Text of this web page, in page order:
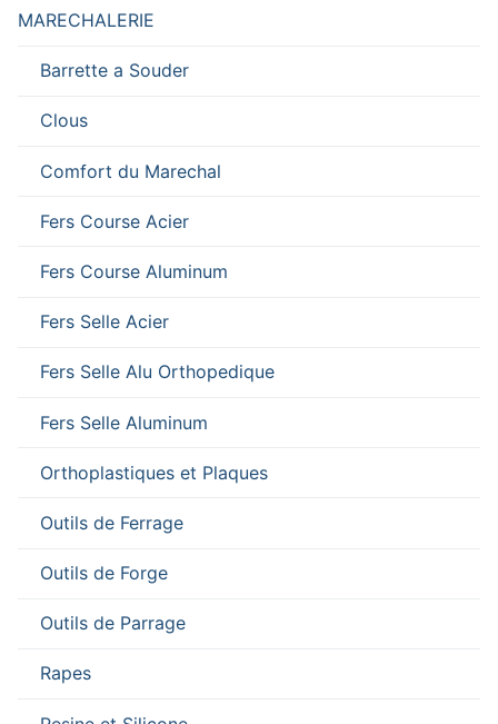
MARECHALERIE
Barrette a Souder
Clous
Comfort du Marechal
Fers Course Acier
Fers Course Aluminum
Fers Selle Acier
Fers Selle Alu Orthopedique
Fers Selle Aluminum
Orthoplastiques et Plaques
Outils de Ferrage
Outils de Forge
Outils de Parrage
Rapes